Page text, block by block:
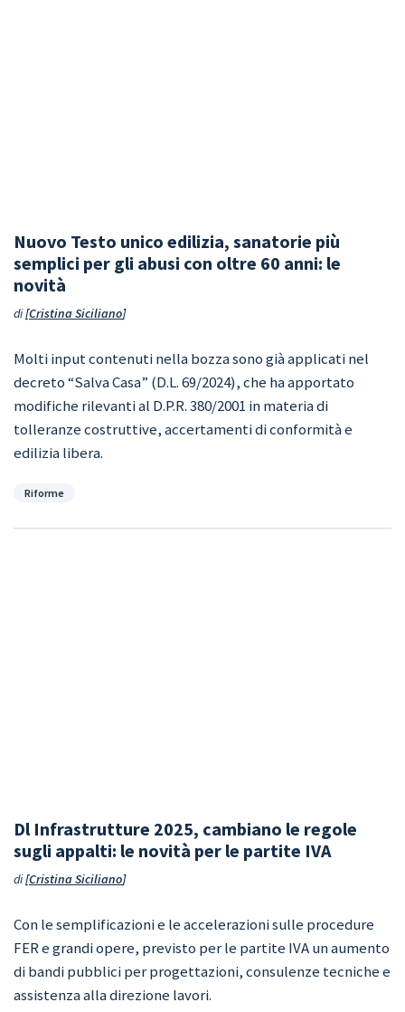
Nuovo Testo unico edilizia, sanatorie più
semplici per gli abusi con oltre 60 anni: le
novità
di Cristina Siciliano
Molti input contenuti nella bozza sono già applicati nel
decreto “Salva Casa” (D.L. 69/2024), che ha apportato
modifiche rilevanti al D.P.R. 380/2001 in materia di
tolleranze costruttive, accertamenti di conformità e
edilizia libera.
Categorie
Riforme
Dl Infrastrutture 2025, cambiano le regole
sugli appalti: le novità per le partite IVA
di Cristina Siciliano
Con le semplificazioni e le accelerazioni sulle procedure
FER e grandi opere, previsto per le partite IVA un aumento
di bandi pubblici per progettazioni, consulenze tecniche e
assistenza alla direzione lavori.